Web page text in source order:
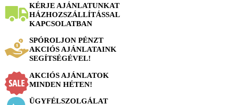
KÉRJE AJÁNLATUNKAT
HÁZHOZSZÁLLÍTÁSSAL
KAPCSOLATBAN
SPÓROLJON PÉNZT
AKCIÓS AJÁNLATAINK
SEGÍTSÉGÉVEL!
AKCIÓS AJÁNLATOK
MINDEN HÉTEN!
ÜGYFÉLSZOLGÁLAT